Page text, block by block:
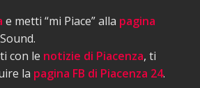
e metti “mi Piace” alla pagina
con le notizie di Piacenza, ti
la pagina FB di Piacenza 24.